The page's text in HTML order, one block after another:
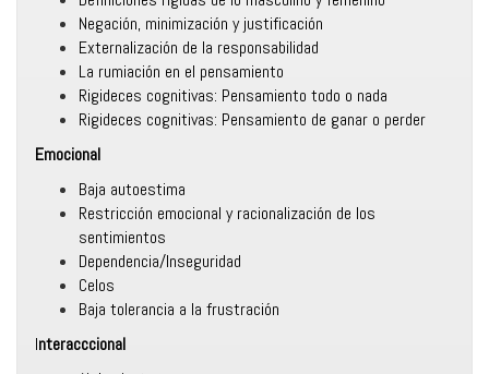
Negación, minimización y justificación
Externalización de la responsabilidad
La rumiación en el pensamiento
Rigideces cognitivas: Pensamiento todo o nada
Rigideces cognitivas: Pensamiento de ganar o perder
Emocional
Baja autoestima
Restricción emocional y racionalización de los
sentimientos
Dependencia/Inseguridad
Celos
Baja tolerancia a la frustración
Interacccional